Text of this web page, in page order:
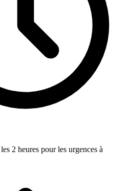
2 heures pour les urgences à